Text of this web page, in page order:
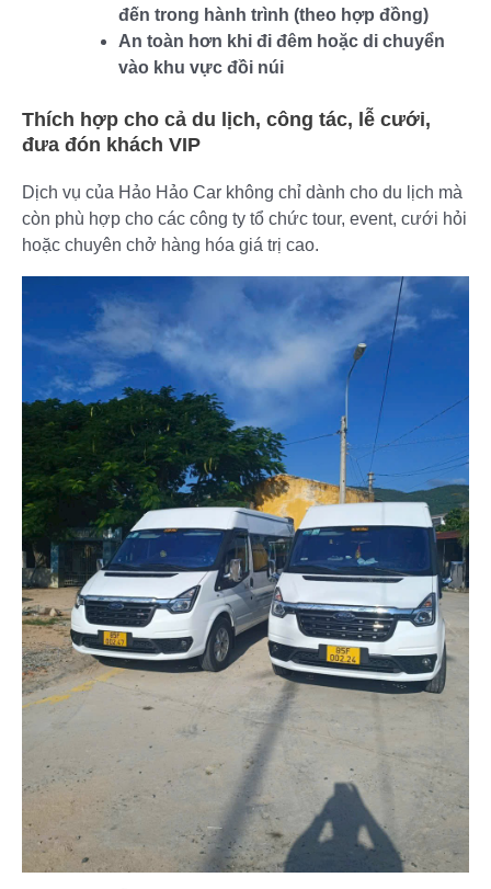
đến trong hành trình (theo hợp đồng)
An toàn hơn khi đi đêm hoặc di chuyển
vào khu vực đồi núi
Thích hợp cho cả du lịch, công tác, lễ cưới,
đưa đón khách VIP
Dịch vụ của Hảo Hảo Car không chỉ dành cho du lịch mà
còn phù hợp cho các công ty tổ chức tour, event, cưới hỏi
hoặc chuyên chở hàng hóa giá trị cao.